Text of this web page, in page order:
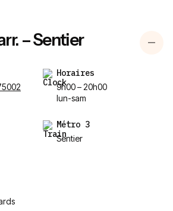
– Sentier
Horaires
9h00 – 20h00
lun-sam
Métro 3
Sentier